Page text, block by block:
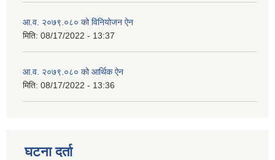
आ.व. २०७९.०८० को विनियोजन ऐन
मिति: 08/17/2022 - 13:37
आ.व. २०७९.०८० को आर्थिक ऐन
मिति: 08/17/2022 - 13:36
घटना दर्ता